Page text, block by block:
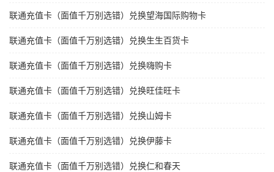
联通充值卡（面值千万别选错）兑换望海国际购物卡
联通充值卡（面值千万别选错）兑换生生百货卡
联通充值卡（面值千万别选错）兑换嗨购卡
联通充值卡（面值千万别选错）兑换旺佳旺卡
联通充值卡（面值千万别选错）兑换山姆卡
联通充值卡（面值千万别选错）兑换伊藤卡
联通充值卡（面值千万别选错）兑换仁和春天